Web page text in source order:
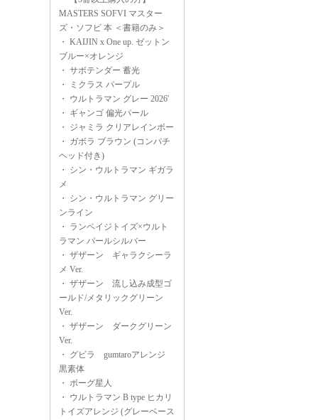
MASTERS SOFVI マスター
ズ・ソフビ 本 ＜書籍のみ＞
・ KAIJIN x One up. ゼットン
ブルー×オレンジ
・ サボテンダー 蓄光
・
ミクラス パープル
・ ウルトラマン グレー 2026'
・ ギャンゴ 偏光パール
・ ジャミラ クリアレインボー
・ ガボラ ブラウン (コンパチ
ヘッド付き)
・ シン・ウルトラマン ギガラ
メ
・ シン・ウルトラマン グリー
ンライン
・ ランペイジトイズ×ウルト
ラマン パールシルバー
・ ザザーン ギャラクシーラ
メ Ver.
・ ザザーン 流し込み成型ゴ
ールド/メタリックグリーン
Ver.
・ ザザーン ダークグリーン
Ver.
・ グビラ gumtaroアレンジ
黒素体
・ ボーグ星人
・ ウルトラマン B type ヒカリ
トイズアレンジ (グレーベース